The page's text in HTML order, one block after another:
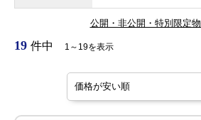
公開・非公開・特別限定
19 件中 1～19を表示